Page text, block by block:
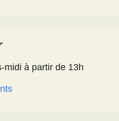
midi à partir de 13h